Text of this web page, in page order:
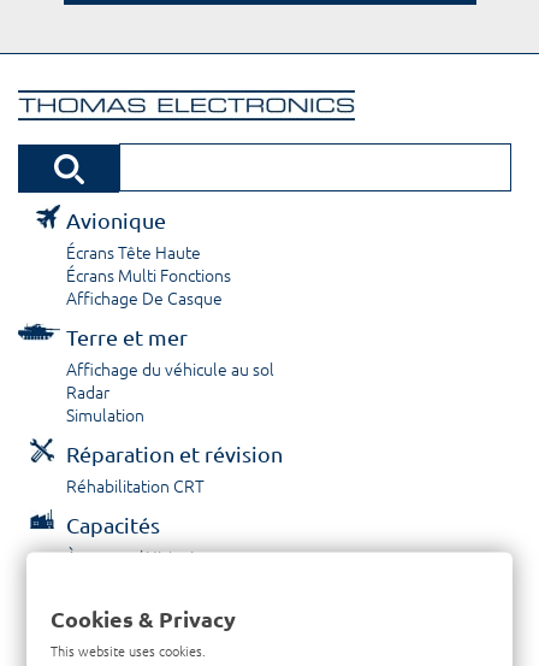
Avionique
Écrans Tête Haute
Écrans Multi Fonctions
Affichage De Casque
Terre et mer
Affichage du véhicule au sol
Radar
Simulation
Réparation et révision
Réhabilitation CRT
Capacités
À propos / Historique
Contactez nous
Cookies & Privacy
This website uses cookies.